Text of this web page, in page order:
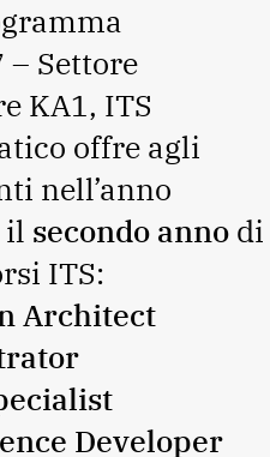
– Settore
KA1, ITS
offre agli
nell’anno
il secondo anno di
ITS:
Architect
Developer